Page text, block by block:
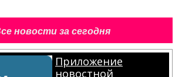
новости за сегодня
Приложение
новостной